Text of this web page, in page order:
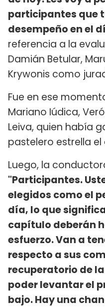
participantes que
desempeño en el
referencia a la
Damián Betular,
Krywonis como
Fue en ese
Mariano Iúdica,
Leiva, quien había
pastelero estrella
Luego, la
"Participantes.
elegidos como el
día, lo que
capítulo deberán
esfuerzo. Van a
respecto a sus
recuperatorio de
poder levantar el
bajo. Hay una